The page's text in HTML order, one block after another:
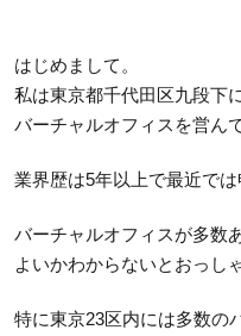
はじめまして。
私は東京都千代田区九段下
バーチャルオフィスを営ん
業界歴は5年以上で最近で
バーチャルオフィスが多数
よいかわからないとおっし
特に東京23区内には多数の